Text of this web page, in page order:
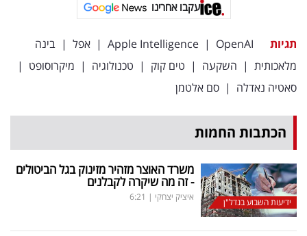
עקבו אחרינו
תגיות Apple Intelligence | OpenAI
| אפל | בינה
מלאכותית | השקעה | טים קוק | טכנולוגיה | מיקרוסופט |
סאטיה נאדלה | סם אלטמן
הכתבות החמות
ידיעות השבוע בנדל"ן
משרד האוצר מזהיר מזינוק בגל הביטולים
- זה מה שיקרה לקבלנים
איציק יצחקי |
6:21